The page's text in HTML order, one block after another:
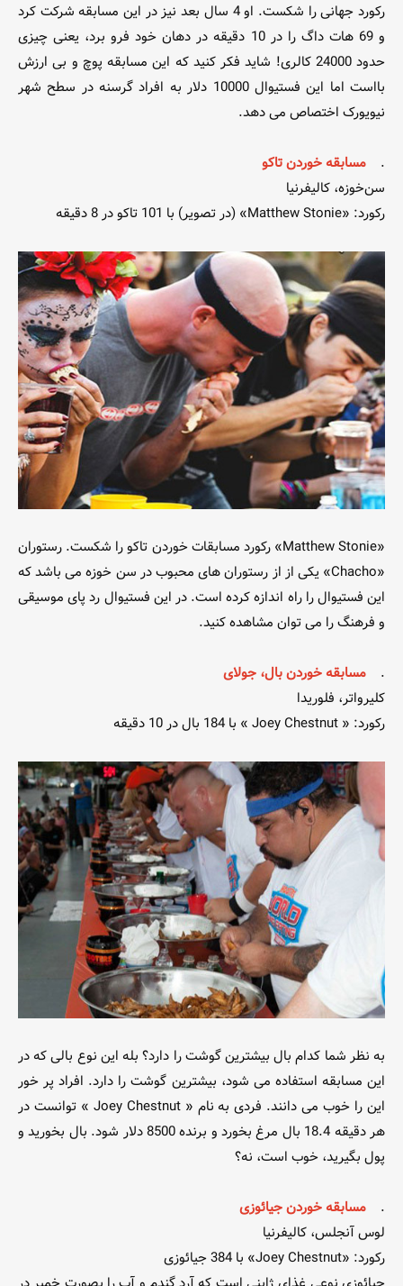
رکورد جهانی را شکست. او 4 سال بعد نیز در این مسابقه شرکت کرد
و 69 هات داگ را در 10 دقیقه در دهان خود فرو برد، یعنی چیزی
حدود 24000 کالری! شاید فکر کنید که این مسابقه پوچ و بی ارزش
بااست اما این فستیوال 10000 دلار به افراد گرسنه در سطح شهر
نیویورک اختصاص می دهد.
. مسابقه خوردن تاکو
سن‌خوزه، کالیفرنیا
رکورد: «Matthew Stonie» (در تصویر) با 101 تاکو در 8 دقیقه
«Matthew Stonie» رکورد مسابقات خوردن تاکو را شکست. رستوران
«Chacho» یکی از از رستوران های محبوب در سن خوزه می باشد که
این فستیوال را راه اندازه کرده است. در این فستیوال رد پای موسیقی
و فرهنگ را می توان مشاهده کنید.
. مسابقه خوردن بال، جولای
کلیرواتر، فلوریدا
رکورد: « Joey Chestnut » با 184 بال در 10 دقیقه
به نظر شما کدام بال بیشترین گوشت را دارد؟ بله این نوع بالی که در
این مسابقه استفاده می شود، بیشترین گوشت را دارد. افراد پر خور
این را خوب می دانند. فردی به نام « Joey Chestnut » توانست در
هر دقیقه 18.4 بال مرغ بخورد و برنده 8500 دلار شود. بال بخورید و
پول بگیرید، خوب است، نه؟
. مسابقه خوردن جیائوزی
لوس آنجلس، کالیفرنیا
رکورد: «Joey Chestnut» با 384 جیائوزی